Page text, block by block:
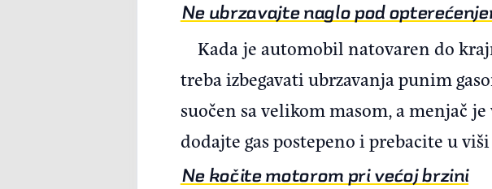
Ne ubrzavajte naglo pod
Kada je automobil natovaren do
treba izbegavati ubrzavanja punim
suočen sa velikom masom, a menjač
dodajte gas postepeno i prebacite u
Ne kočite motorom pri većoj brzini